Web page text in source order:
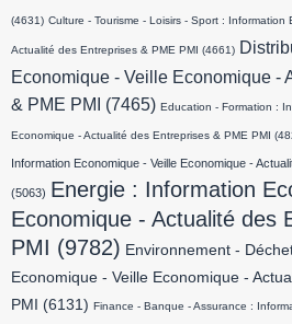
(4631) Culture - Tourisme - Loisirs - Sport :
Actualité des Entreprises & PME PMI (4661)
Economique - Veille Economique -
& PME PMI
(7465) Education - Formation :
Economique - Actualité des Entreprises & PME PMI
Information Economique - Veille Economique -
(5063) Energie : Information
Economique - Actualité des
PMI (9782) Environnement -
Economique - Veille Economique -
PMI
(6131) Finance - Banque - Assurance :